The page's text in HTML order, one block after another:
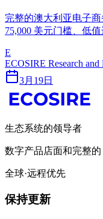
完整的澳大利亚电子商
75,000 美元门槛、低
E
ECOSIRE Research and
3月19日
生态系统的领导者
数字产品店面和完整的
全球·远程优先
保持更新